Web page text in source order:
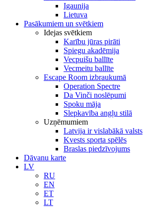
Igaunija
Lietuva
Pasākumiem un svētkiem
Idejas svētkiem
Karību jūras pirāti
Spiegu akadēmija
Vecpuišu ballīte
Vecmeitu ballīte
Escape Room izbraukumā
Operation Spectre
Da Vinči noslēpumi
Spoku māja
Slepkavība angļu stilā
Uzņēmumiem
Latvija ir vislabākā valsts
Kvests sporta spēlēs
Braslas piedzīvojums
Dāvanu karte
LV
RU
EN
ET
LT